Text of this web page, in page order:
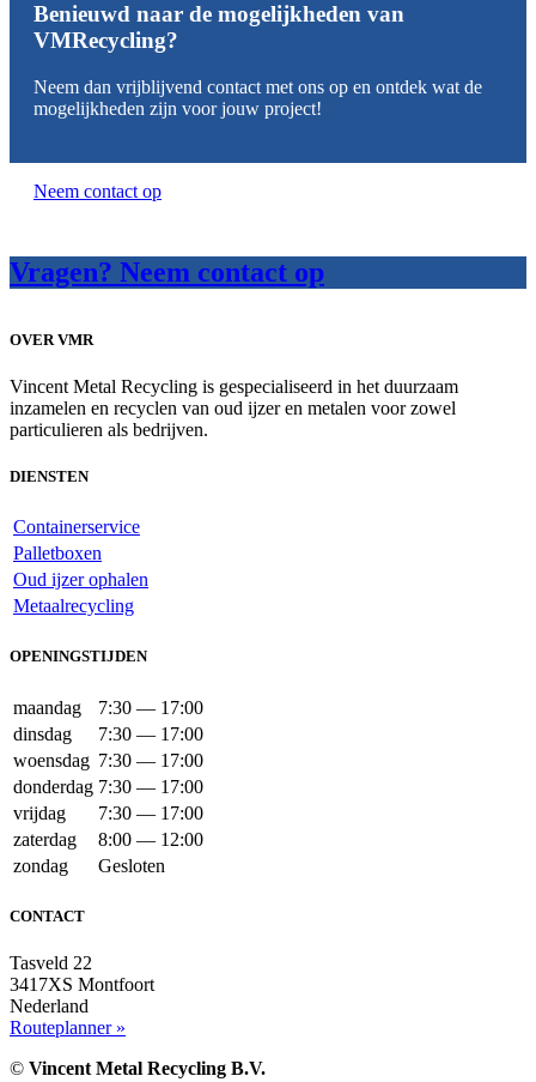
Benieuwd naar de mogelijkheden van
VMRecycling?
Neem dan vrijblijvend contact met ons op en ontdek wat de
mogelijkheden zijn voor jouw project!
Neem contact op
Vragen? Neem contact op
OVER VMR
Vincent Metal Recycling is gespecialiseerd in het duurzaam
inzamelen en recyclen van oud ijzer en metalen voor zowel
particulieren als bedrijven.
DIENSTEN
Containerservice
Palletboxen
Oud ijzer ophalen
Metaalrecycling
OPENINGSTIJDEN
maandag
7:30 — 17:00
dinsdag
7:30 — 17:00
woensdag 7:30 — 17:00
donderdag 7:30 — 17:00
vrijdag
7:30 — 17:00
zaterdag
8:00 — 12:00
zondag
Gesloten
CONTACT
Tasveld 22
3417XS Montfoort
Nederland
Routeplanner »
© Vincent Metal Recycling B.V.